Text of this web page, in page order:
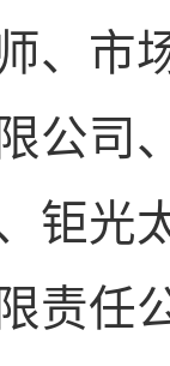
、市
公司
钜光
责任